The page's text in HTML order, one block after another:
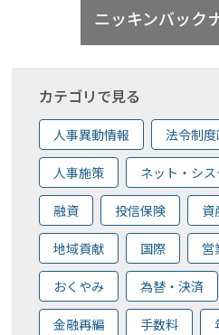
ニッキンバック
カテゴリで見る
人事異動情報 法令制
人事施策 ネット・シ
融資 投信保険 資
地域貢献 国際 営
おくやみ 為替・決済
金融再編 手数料